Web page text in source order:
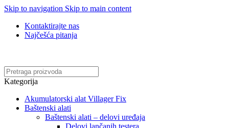
Skip to navigation Skip to main content
Kontaktirajte nas
Najčešća pitanja
Kategorija
Akumulatorski alat Villager Fix
Baštenski alati
Baštenski alati – delovi uređaja
Delovi lančanih testera